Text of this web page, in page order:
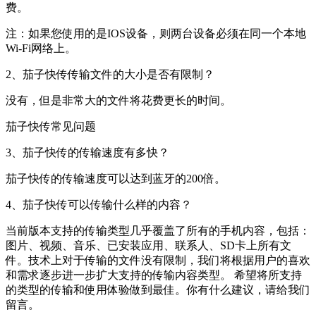
费。
注：如果您使用的是IOS设备，则两台设备必须在同一个本地
Wi-Fi网络上。
2、茄子快传传输文件的大小是否有限制？
没有，但是非常大的文件将花费更长的时间。
茄子快传常见问题
3、茄子快传的传输速度有多快？
茄子快传的传输速度可以达到蓝牙的200倍。
4、茄子快传可以传输什么样的内容？
当前版本支持的传输类型几乎覆盖了所有的手机内容，包括：
图片、视频、音乐、已安装应用、联系人、SD卡上所有文
件。技术上对于传输的文件没有限制，我们将根据用户的喜欢
和需求逐步进一步扩大支持的传输内容类型。 希望将所支持
的类型的传输和使用体验做到最佳。你有什么建议，请给我们
留言。